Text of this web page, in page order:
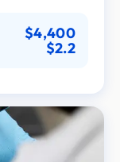
$4,400
$2.2